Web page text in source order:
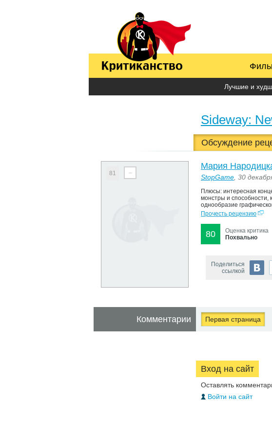
Лучшие и
Sideway:
Обсуждение
81 –
Мария
StopGame , 30
Плюсы: интересная
монстры и
однообразие
Прочесть рецензию
80
Оценка критика
Похвально
Поделиться
ссылкой
Комментарии Первая страница
Вход на сайт
Оставлять
Войти на сайт